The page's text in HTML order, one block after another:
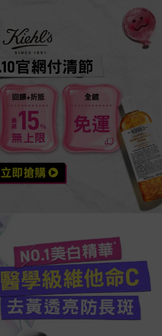
NO.1美白精華
醫學級維他命C
去黃透亮防長斑